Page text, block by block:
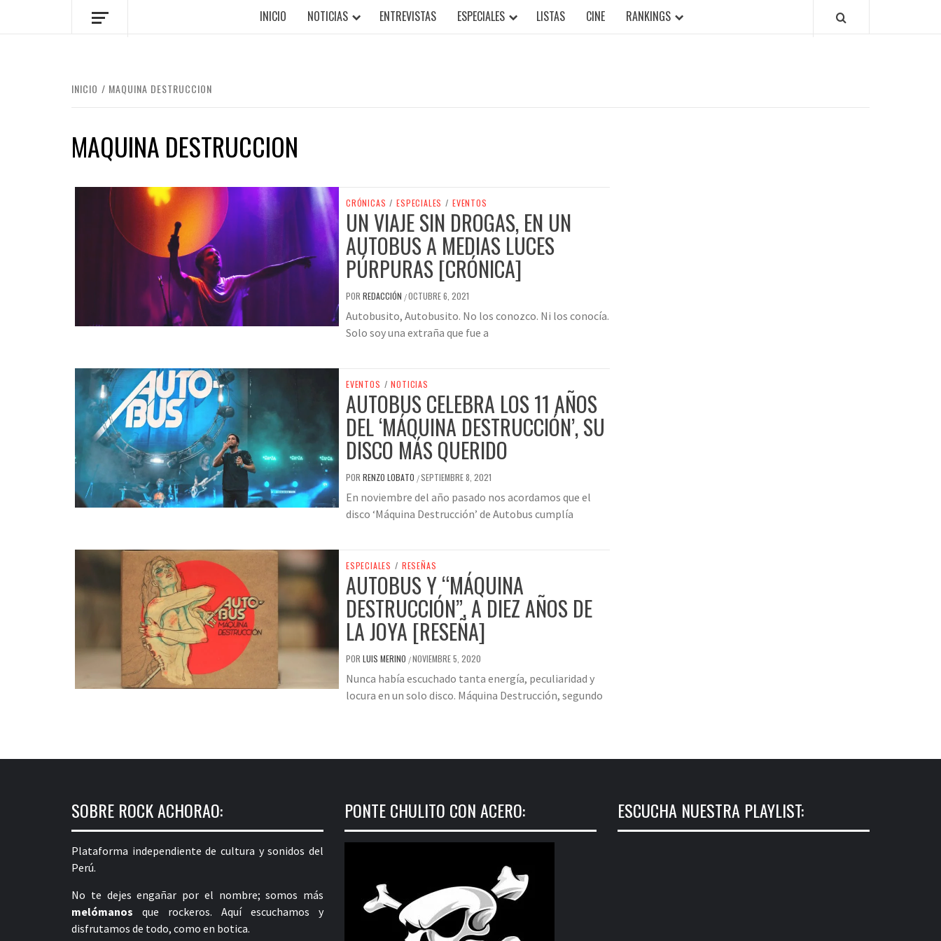
INICIO NOTICIAS ENTREVISTAS ESPECIALES LISTAS CINE RANKINGS
INICIO MAQUINA DESTRUCCION
MAQUINA DESTRUCCION
CRÓNICAS / ESPECIALES / EVENTOS
UN VIAJE SIN DROGAS, EN UN
AUTOBUS A MEDIAS LUCES
PÚRPURAS [CRÓNICA]
POR REDACCIÓN /OCTUBRE 6, 2021
Autobusito, Autobusito. No los conozco. Ni los conocía.
Solo soy una extraña que fue a
EVENTOS / NOTICIAS
AUTOBUS CELEBRA LOS 11 AÑOS
DEL ‘MÁQUINA DESTRUCCIÓN’, SU
DISCO MÁS QUERIDO
POR RENZO LOBATO /SEPTIEMBRE 8, 2021
En noviembre del año pasado nos acordamos que el
disco ‘Máquina Destrucción’ de Autobus cumplía
ESPECIALES / RESEÑAS
AUTOBUS Y “MÁQUINA
DESTRUCCIÓN”, A DIEZ AÑOS DE
LA JOYA [RESEÑA]
POR LUIS MERINO /NOVIEMBRE 5, 2020
Nunca había escuchado tanta energía, peculiaridad y
locura en un solo disco. Máquina Destrucción, segundo
SOBRE ROCK ACHORAO:
Plataforma independiente de cultura y sonidos del
Perú.
No te dejes engañar por el nombre; somos más
melómanos que rockeros. Aquí escuchamos y
disfrutamos de todo, como en botica.
PONTE CHULITO CON ACERO: ESCUCHA NUESTRA PLAYLIST: